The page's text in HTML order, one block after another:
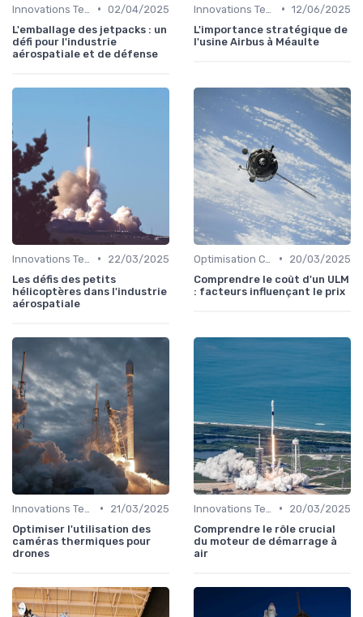
• 02/04/2025
L'emballage des jetpacks : un
défi pour l'industrie
aérospatiale et de défense
• 12/06/2025
L'importance stratégique de
l'usine Airbus à Méaulte
•
22/03/2025
Les défis des petits
hélicoptères dans l'industrie
aérospatiale
•
20/03/2025
Comprendre le coût d'un ULM
: facteurs influençant le prix
•
21/03/2025
Optimiser l'utilisation des
caméras thermiques pour
drones
•
20/03/2025
Comprendre le rôle crucial
du moteur de démarrage à
air